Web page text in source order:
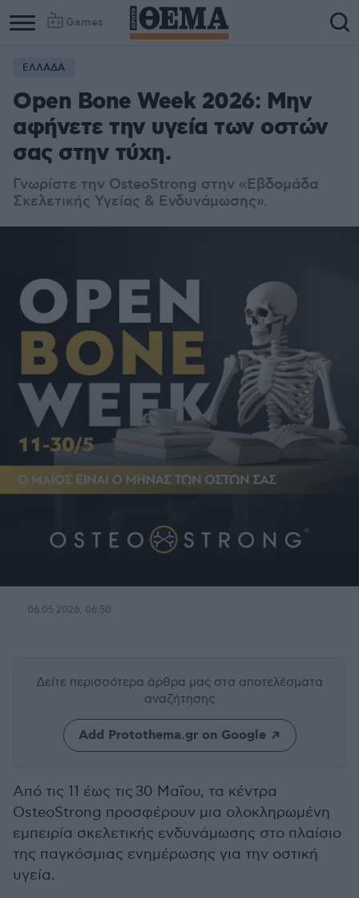
Games
ΕΛΛΑΔΑ
Open Bone Week 2026: Μην
αφήνετε την υγεία των οστών
σας στην τύχη.
Γνωρίστε την OsteoStrong στην «Εβδομάδα
Σκελετικής Υγείας & Ενδυνάμωσης».
06.05.2026, 06:50
Δείτε περισσότερα άρθρα μας στα αποτελέσματα
αναζήτησης
Add Protothema.gr on Google
Από τις 11 έως τις 30 Μαΐου, τα κέντρα
OsteoStrong προσφέρουν μια ολοκληρωμένη
εμπειρία σκελετικής ενδυνάμωσης στο πλαίσιο
της παγκόσμιας ενημέρωσης για την οστική
υγεία.